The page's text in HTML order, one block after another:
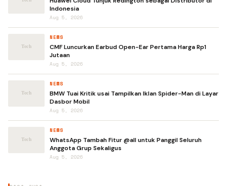
Indonesia
Aug 5, 2026
NEWS
CMF Luncurkan Earbud Open-Ear Pertama Harga Rp1
Jutaan
Aug 5, 2026
NEWS
BMW Tuai Kritik usai Tampilkan Iklan Spider-Man di Layar
Dasbor Mobil
Aug 5, 2026
NEWS
WhatsApp Tambah Fitur @all untuk Panggil Seluruh
Anggota Grup Sekaligus
Aug 5, 2026